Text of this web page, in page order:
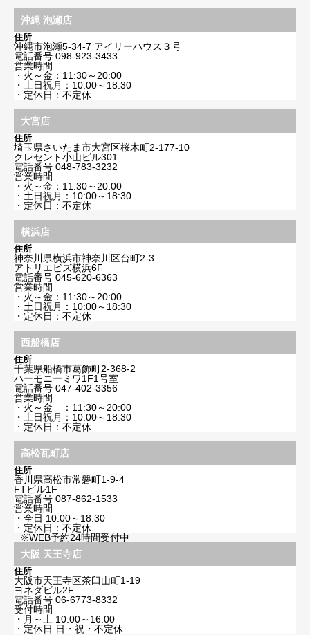
沖縄 泡瀬店
住所
沖縄市泡瀬5-34-7 アイリーハウス３号
電話番号 098-923-3433
営業時間
・火～金：11:30～20:00
・土日祝月：10:00～18:30
・定休日：不定休
大宮店
住所
埼玉県さいたま市大宮区桜木町2-177-10
クレセント小山ビル301
電話番号 048-783-3232
営業時間
・火～金：11:30～20:00
・土日祝月：10:00～18:30
・定休日：不定休
横浜店
住所
神奈川県横浜市神奈川区台町2-3
アトリエビズ横浜6F
電話番号 045-620-6363
営業時間
・火～金：11:30～20:00
・土日祝月：10:00～18:30
・定休日：不定休
西船橋店
住所
千葉県船橋市葛飾町2-368-2
ハーモニーミワ1F1号室
電話番号 047-402-3356
営業時間
・火～金 ：11:30～20:00
・土日祝月：10:00～18:30
・定休日：不定休
高松瓦町店
住所
香川県高松市常磐町1-9-4
FTビル1F
電話番号 087-862-1533
営業時間
・全日 10:00～18:30
・定休日：不定休
※WEB予約24時間受付中
大阪 天王寺店
住所
大阪市天王寺区茶臼山町1-19
ヨネダビル2F
電話番号 06-6773-8332
受付時間
・月～土 10:00～16:00
・定休日 日・祝・不定休